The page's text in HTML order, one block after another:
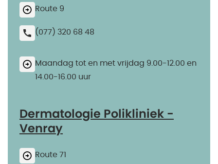
Route 9
(077) 320 68 48
Maandag tot en met vrijdag 9.00-12.00 en
14.00-16.00 uur
Dermatologie Polikliniek -
Venray
Route 71